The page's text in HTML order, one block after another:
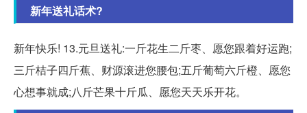
新年送礼话术?
新年快乐! 13.元旦送礼:一斤花生二斤枣、愿您跟着好运跑;
三斤桔子四斤蕉、财源滚进您腰包;五斤葡萄六斤橙、愿您
心想事就成;八斤芒果十斤瓜、愿您天天乐开花。